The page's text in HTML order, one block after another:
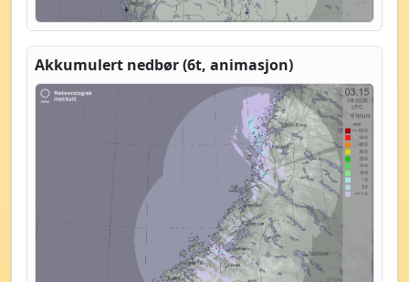
Akkumulert nedbør (6t, animasjon)